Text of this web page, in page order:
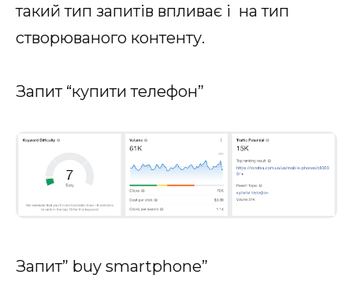
такий тип запитів впливає і на тип
створюваного контенту.
Запит “купити телефон”
Запит” buy smartphone”